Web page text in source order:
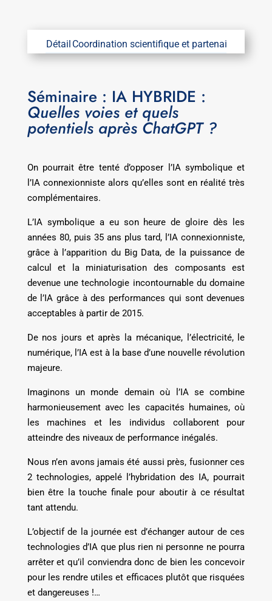
Détail Coordination scientifique et partenaires
Séminaire : IA HYBRIDE :
Quelles voies et quels
potentiels après ChatGPT ?
On pourrait être tenté d’opposer l’IA symbolique et
l’IA connexionniste alors qu’elles sont en réalité très
complémentaires.
L’IA symbolique a eu son heure de gloire dès les
années 80, puis 35 ans plus tard, l’IA connexionniste,
grâce à l’apparition du Big Data, de la puissance de
calcul et la miniaturisation des composants est
devenue une technologie incontournable du domaine
de l’IA grâce à des performances qui sont devenues
acceptables à partir de 2015.
De nos jours et après la mécanique, l’électricité, le
numérique, l’IA est à la base d’une nouvelle révolution
majeure.
Imaginons un monde demain où l’IA se combine
harmonieusement avec les capacités humaines, où
les machines et les individus collaborent pour
atteindre des niveaux de performance inégalés.
Nous n’en avons jamais été aussi près, fusionner ces
2 technologies, appelé l’hybridation des IA, pourrait
bien être la touche finale pour aboutir à ce résultat
tant attendu.
L’objectif de la journée est d’échanger autour de ces
technologies d’IA que plus rien ni personne ne pourra
arrêter et qu’il conviendra donc de bien les concevoir
pour les rendre utiles et efficaces plutôt que risquées
et dangereuses !…